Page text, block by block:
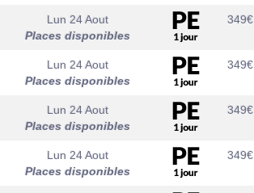
Lun 24 Aout
Places disponibles
349€
Lun 24 Aout
Places disponibles
349€
Lun 24 Aout
Places disponibles
349€
Lun 24 Aout
Places disponibles
349€